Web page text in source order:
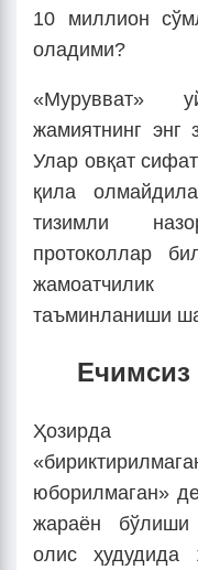
10 миллион
оладими?
«Мурувват»
жамиятнинг энг
Улар овқат
қила
тизимли
протоколлар
таъминланиши
Ечимсиз
Ҳозирда
юборилмаган»
жараён
олис ҳудудида